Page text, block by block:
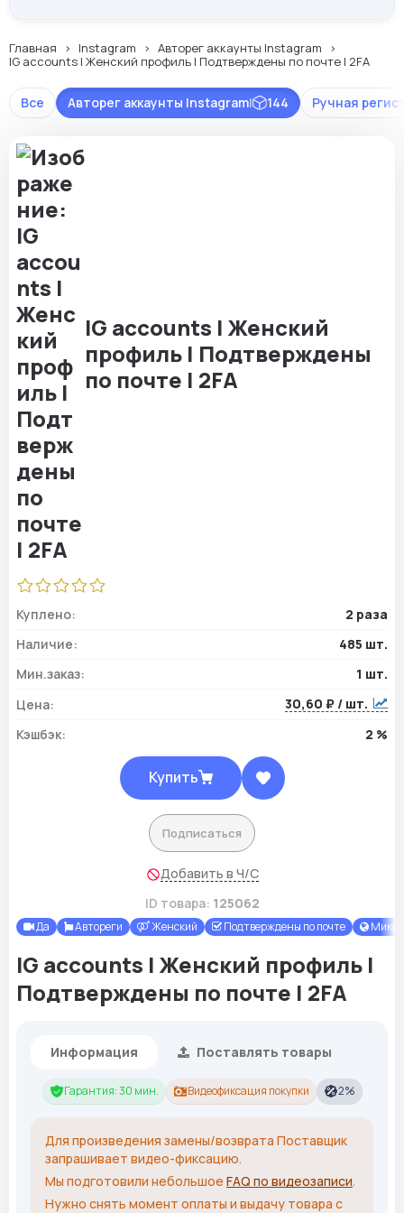
Главная Instagram
Авторег аккаунты Instagram
IG accounts | Женский профиль | Подтверждены по почте | 2FA
Все Ручная
Авторег аккаунты Instagram| 144
IG accounts | Женский
профиль | Подтверждены
по почте | 2FA
Куплено:
2 раза
Наличие:
485 шт.
Мин.заказ:
1 шт.
Цена:
30,60 ₽ / шт.
Кэшбэк:
2 %
Купить
Подписаться
Добавить в Ч/С
ID товара: 125062
Да Автореги Женский Подтверждены по почте Микс
IG accounts | Женский профиль |
Подтверждены по почте | 2FA
Информация Поставлять товары
Гарантия: 30 мин. Видеофиксация покупки 2%
Для произведения замены/возврата Поставщик
запрашивает видео-фиксацию.
Мы подготовили небольшое FAQ по видеозаписи.
Нужно снять момент оплаты и выдачу товара с